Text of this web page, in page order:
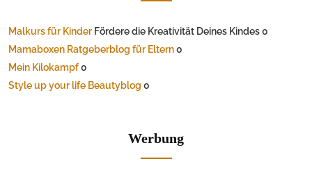
Malkurs für Kinder Fördere die Kreativität Deines Kindes 0
Mamaboxen Ratgeberblog für Eltern0
Mein Kilokampf0
Style up your life Beautyblog 0
Werbung